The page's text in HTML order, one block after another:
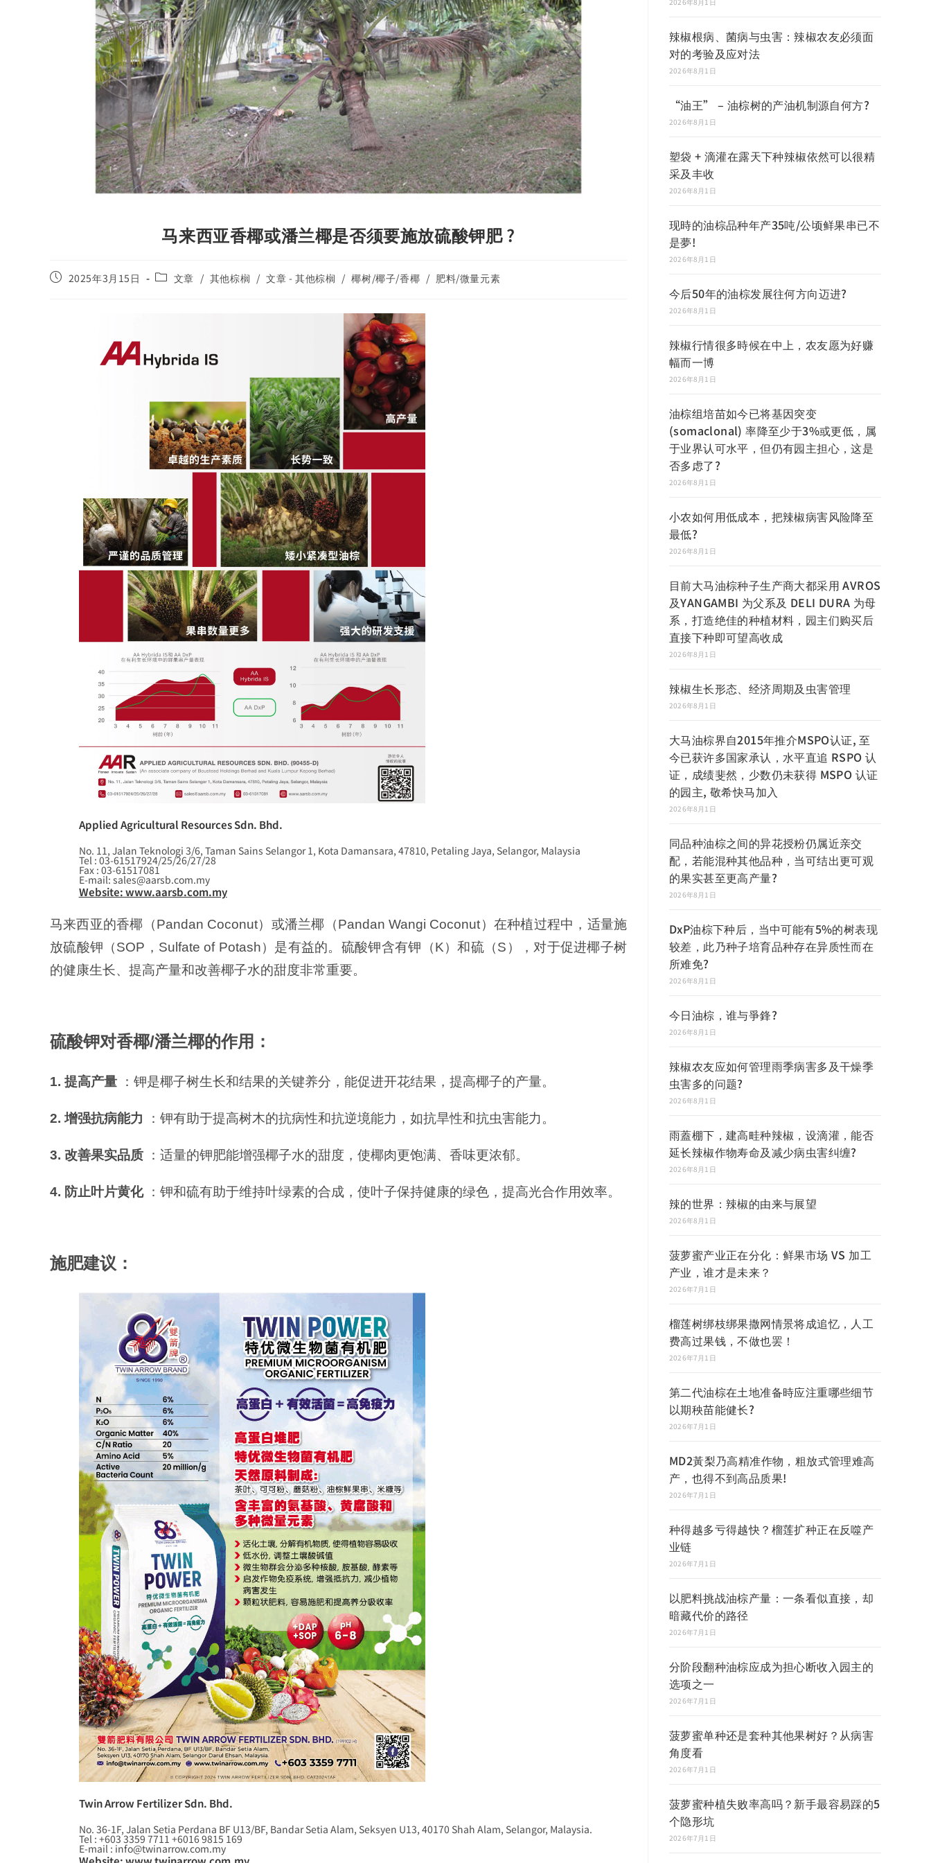
马来西亚香椰或潘兰椰是否须要施放硫酸钾肥 ?
2025年3月15日 文章 / 其他棕榈 / 文章 - 其他棕榈 / 椰树/椰子/香椰 / 肥料/微量元素
Applied Agricultural Resources Sdn. Bhd.
No. 11, Jalan Teknologi 3/6, Taman Sains Selangor 1, Kota Damansara, 47810, Petaling Jaya, Selangor, Malaysia
Tel : 03-61517924/25/26/27/28
Fax : 03-61517081
E-mail: sales@aarsb.com.my
Website: www.aarsb.com.my
马来西亚的香椰（Pandan Coconut）或潘兰椰（Pandan Wangi Coconut）在种植过程中，适量施
放硫酸钾（SOP，Sulfate of Potash）是有益的。硫酸钾含有钾（K）和硫（S），对于促进椰子树
的健康生长、提高产量和改善椰子水的甜度非常重要。
硫酸钾对香椰/潘兰椰的作用：
1. 提高产量 ：钾是椰子树生长和结果的关键养分，能促进开花结果，提高椰子的产量。
2. 增强抗病能力 ：钾有助于提高树木的抗病性和抗逆境能力，如抗旱性和抗虫害能力。
3. 改善果实品质 ：适量的钾肥能增强椰子水的甜度，使椰肉更饱满、香味更浓郁。
4. 防止叶片黄化：钾和硫有助于维持叶绿素的合成，使叶子保持健康的绿色，提高光合作用效率。
施肥建议：
Twin Arrow Fertilizer Sdn. Bhd.
No. 36-1F, Jalan Setia Perdana BF U13/BF, Bandar Setia Alam, Seksyen U13, 40170 Shah Alam, Selangor, Malaysia.
Tel : +603 3359 7711 +6016 9815 169
E-mail : info@twinarrow.com.my
辣椒根病、菌病与虫害：辣椒农友必须面
对的考验及应对法
2026年8月1日
“油王” – 油棕树的产油机制源自何方?
2026年8月1日
塑袋 + 滴灌在露天下种辣椒依然可以很精
采及丰收
2026年8月1日
现時的油棕品种年产35吨/公顷鲜果串已不
是夢!
2026年8月1日
今后50年的油棕发展往何方向迈进?
2026年8月1日
辣椒行情很多時候在中上，农友愿为好赚
幅而一博
2026年8月1日
油棕组培苗如今已将基因突变
(somaclonal) 率降至少于3%或更低，属
于业界认可水平，但仍有园主担心，这是
否多虑了?
2026年8月1日
小农如何用低成本，把辣椒病害风险降至
最低?
2026年8月1日
目前大马油棕种子生产商大都采用 AVROS
及YANGAMBI 为父系及 DELI DURA 为母
系，打造绝佳的种植材料，园主们购买后
直接下种即可望高收成
2026年8月1日
辣椒生长形态、经济周期及虫害管理
2026年8月1日
大马油棕界自2015年推介MSPO认证, 至
今已获许多国家承认，水平直追 RSPO 认
证，成绩斐然，少数仍未获得 MSPO 认证
的园主, 敬希快马加入
2026年8月1日
同品种油棕之间的异花授粉仍属近亲交
配，若能混种其他品种，当可结出更可观
的果实甚至更高产量?
2026年8月1日
DxP油棕下种后，当中可能有5%的树表现
较差，此乃种子培育品种存在异质性而在
所难免?
2026年8月1日
今日油棕，谁与爭鋒?
2026年8月1日
辣椒农友应如何管理雨季病害多及干燥季
虫害多的问题?
2026年8月1日
雨蓋棚下，建高畦种辣椒，设滴灌，能否
延长辣椒作物寿命及减少病虫害纠缠?
2026年8月1日
辣的世界：辣椒的由来与展望
2026年8月1日
菠萝蜜产业正在分化：鲜果市场 VS 加工
产业，谁才是未来？
2026年7月1日
榴莲树绑枝绑果撒网情景将成追忆，人工
费高过果钱，不做也罢！
2026年7月1日
第二代油棕在土地准备時应注重哪些细节
以期秧苗能健长?
2026年7月1日
MD2黃梨乃高精准作物，粗放式管理难高
产，也得不到高品质果!
2026年7月1日
种得越多亏得越快？榴莲扩种正在反噬产
业链
2026年7月1日
以肥料挑战油棕产量：一条看似直接，却
暗藏代价的路径
2026年7月1日
分阶段翻种油棕应成为担心断收入园主的
选项之一
2026年7月1日
菠萝蜜单种还是套种其他果树好？从病害
角度看
2026年7月1日
菠萝蜜种植失败率高吗？新手最容易踩的5
个隐形坑
2026年7月1日